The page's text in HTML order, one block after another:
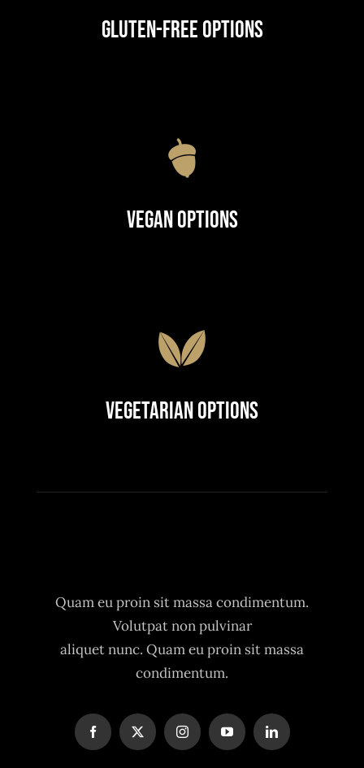
Gluten-Free Options
Vegan Options
Vegetarian Options
Quam eu proin sit massa condimentum.
Volutpat non pulvinar
aliquet nunc. Quam eu proin sit massa
condimentum.